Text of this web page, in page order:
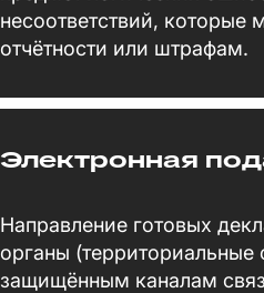
несоответствий, которые
отчётности или штрафам.
Электронная
Направление готовых
органы
защищённым каналам